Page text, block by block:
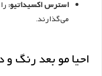
استرس اکسیداتیو:
می‌گذارند.
احیا مو بعد رنگ